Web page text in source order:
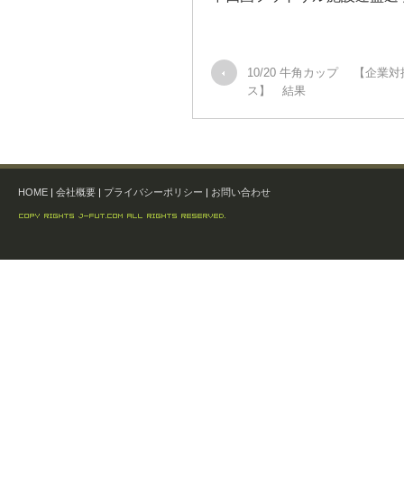
10/20 牛角カップ 【企業対
ス】 結果
HOME | 会社概要 | プライバシーポリシー | お問い合わせ